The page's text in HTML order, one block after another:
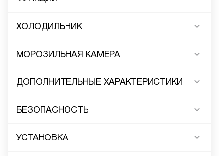
ХОЛОДИЛЬНИК
МОРОЗИЛЬНАЯ КАМЕРА
ДОПОЛНИТЕЛЬНЫЕ ХАРАКТЕРИСТИКИ
БЕЗОПАСНОСТЬ
УСТАНОВКА